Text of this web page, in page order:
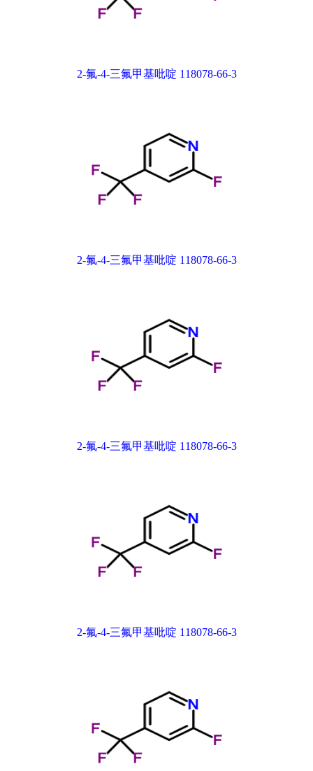
2-氟-4-三氟甲基吡啶 118078-66-3
2-氟-4-三氟甲基吡啶 118078-66-3
2-氟-4-三氟甲基吡啶 118078-66-3
2-氟-4-三氟甲基吡啶 118078-66-3